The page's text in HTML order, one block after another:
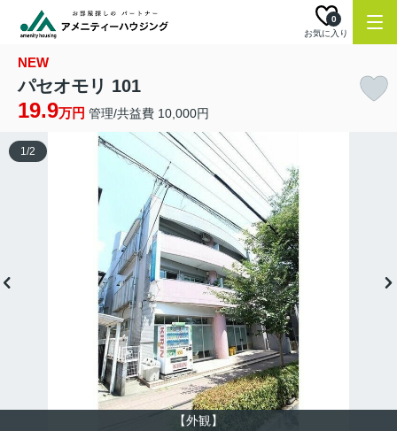
お気に入り
0
NEW
パセオモリ 101
19.9万円 管理/共益費 10,000円
【外観】
1/2